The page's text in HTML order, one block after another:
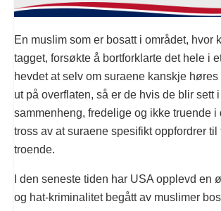
En muslim som er bosatt i området, hvor
tagget, forsøkte å bortforklarte det hele i
hevdet at selv om suraene kanskje
ut på overflaten, så er de hvis de blir sett
sammenheng, fredelige og ikke truende i
tross av at suraene spesifikt oppfordrer til
troende.
I den seneste tiden har USA opplevd en
og hat-kriminalitet begått av muslimer